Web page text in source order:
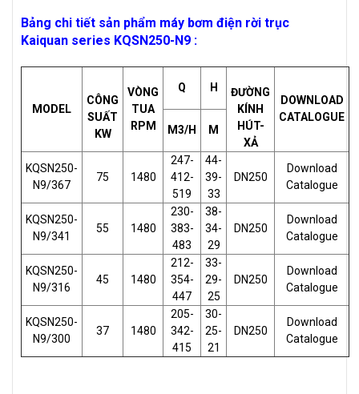
Bảng chi tiết sản phẩm máy bơm điện rời trục
Kaiquan series KQSN250-N9 :
MODEL
CÔNG
SUẤT
KW
VÒNG
TUA
RPM
Q H
ĐƯỜNG
KÍNH
HÚT-
XẢ
DOWNLOAD
CATALOGUE
M3/H
M
KQSN250-
N9/367
75 1480
247-
412-
519
44-
39-
33
DN250
Download
Catalogue
KQSN250-
N9/341
55 1480
230-
383-
483
38-
34-
29
DN250
Download
Catalogue
KQSN250-
N9/316
45 1480
212-
354-
447
33-
29-
25
DN250
Download
Catalogue
KQSN250-
N9/300
37 1480
205-
342-
415
30-
25-
21
DN250
Download
Catalogue